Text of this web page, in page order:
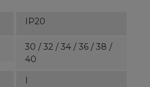
IP20
30 / 32 / 34 / 36 / 38 /
40